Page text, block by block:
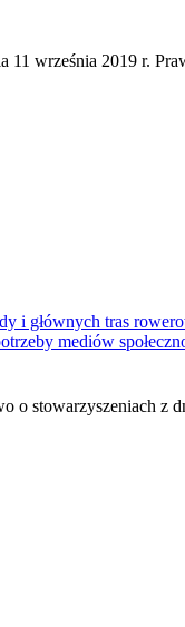
11 września 2019 r.
głównych tras
mediów
o stowarzyszeniach